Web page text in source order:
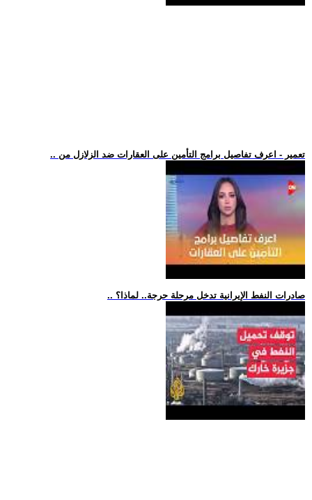
.. تعمير - اعرف تفاصيل برامج التأمين على العقارات ضد الزلازل من
.. صادرات النفط الإيرانية تدخل مرحلة حرجة.. لماذا؟